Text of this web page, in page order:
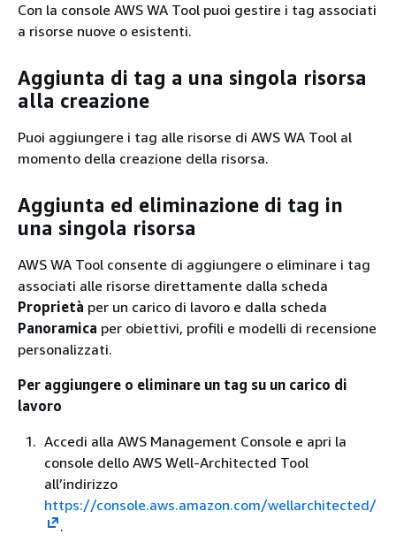
Con la console AWS WA Tool puoi gestire i tag associati
a risorse nuove o esistenti.
Aggiunta di tag a una singola risorsa
alla creazione
Puoi aggiungere i tag alle risorse di AWS WA Tool al
momento della creazione della risorsa.
Aggiunta ed eliminazione di tag in
una singola risorsa
AWS WA Tool consente di aggiungere o eliminare i tag
associati alle risorse direttamente dalla scheda
Proprietà per un carico di lavoro e dalla scheda
Panoramica per obiettivi, profili e modelli di recensione
personalizzati.
Per aggiungere o eliminare un tag su un carico di
lavoro
Accedi alla AWS Management Console e apri la
console dello AWS Well-Architected Tool
all’indirizzo
https://console.aws.amazon.com/wellarchitected/
.